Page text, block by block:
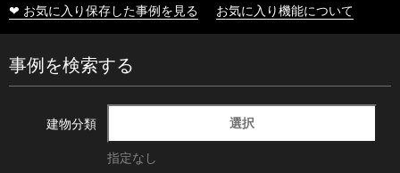
❤ お気に入り保存した事例を見る お気に入り機能について
事例を検索する
建物分類 選択
指定なし